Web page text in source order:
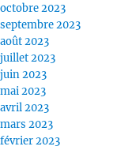
octobre 2023
septembre 2023
août 2023
juillet 2023
juin 2023
mai 2023
avril 2023
mars 2023
février 2023